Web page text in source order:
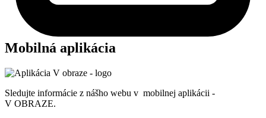
Mobilná aplikácia
Sledujte informácie z nášho webu v mobilnej aplikácii -
V OBRAZE.